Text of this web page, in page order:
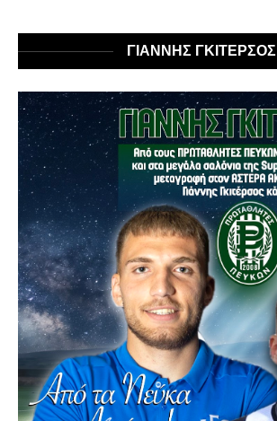
ΓΙΑΝΝΗΣ ΓΚΙΤΕΡΣΟΣ